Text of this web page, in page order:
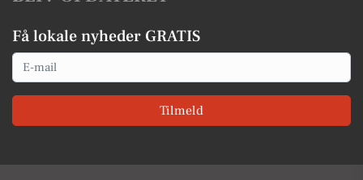
Få lokale nyheder GRATIS
Email
Tilmeld